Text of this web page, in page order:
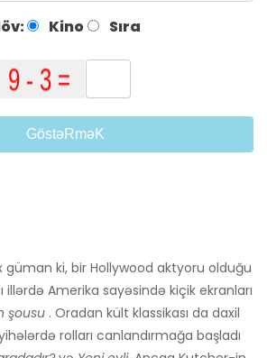
Kino Sıra
GöstəRməK
ki, bir Hollywood aktyoru olduğu
Amerika sayəsində kiçik ekranları
şousu . Oradan kült klassikası da daxil
rolları canlandırmağa başladı